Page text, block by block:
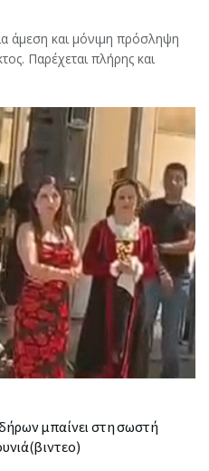
άμεση και μόνιμη πρόσληψη
Παρέχεται πλήρης και
μπαίνει στη σωστή